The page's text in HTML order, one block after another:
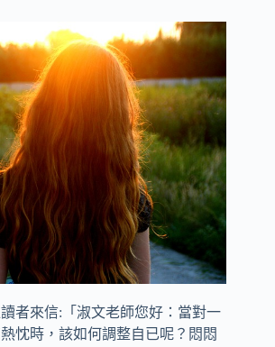
者來信:「淑文老師您好：當對一
忱時，該如何調整自已呢？悶悶